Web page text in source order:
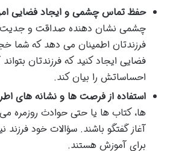
حفظ تماس چشمی و ایجاد فضایی
چشمی نشان دهنده صداقت و
فرزندتان اطمینان می دهد که شما
فضایی ایجاد کنید که فرزندتان بتواند
احساساتش را بیان کند.
استفاده از فرصت ها و نشانه های
ها، کتاب ها یا حتی حوادث روزمره می
آغاز گفتگو باشند. سؤالات خود
برای آموزش هستند.